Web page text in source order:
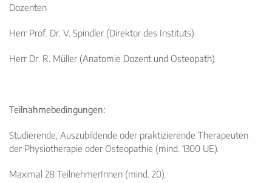
Dozenten
Herr Prof. Dr. V. Spindler (Direktor des Instituts)
Herr Dr. R. Müller (Anatomie Dozent und Osteopath)
Teilnahmebedingungen:
Studierende, Auszubildende oder praktizierende Therapeuten
der Physiotherapie oder Osteopathie (mind. 1300 UE).
Maximal 28 TeilnehmerInnen (mind. 20).